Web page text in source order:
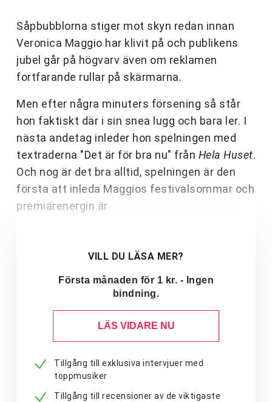
Såpbubblorna stiger mot skyn redan innan
Veronica Maggio har klivit på och publikens
jubel går på högvarv även om reklamen
fortfarande rullar på skärmarna.
Men efter några minuters försening så står
hon faktiskt där i sin snea lugg och bara ler. I
nästa andetag inleder hon spelningen med
textraderna "Det är för bra nu" från Hela Huset.
Och nog är det bra alltid, spelningen är den
första att inleda Maggios festivalsommar och
premiärenergin är
VILL DU LÄSA MER?
Första månaden för 1 kr. - Ingen
bindning.
LÄS VIDARE NU
Tillgång till exklusiva intervjuer med
toppmusiker
Tillgång till recensioner av de viktigaste